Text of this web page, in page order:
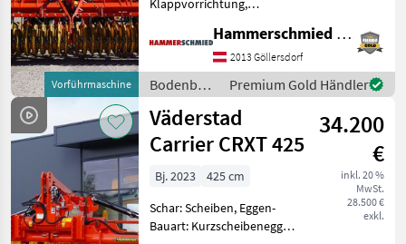
Vorführmaschine
Scharspitzen,
Steinsicherung Väderstad
Schwergrubber Cultus HD
425, mit 680 kg
Auslösekraft, 26cm
Strichabstand, Flüg
Hammerschmied GmbH
2013 Göllersdorf
Bodenbearbeitung
/
Väderstad
Premium Gold Händler
Väderstad
Carrier CRXT 425
34.200
€
inkl. 20 %
MwSt.
28.500 €
exkl.
Bj. 2023
425 cm
Schar: Scheiben, Eggen-
Bauart: Kurzscheibenegge,